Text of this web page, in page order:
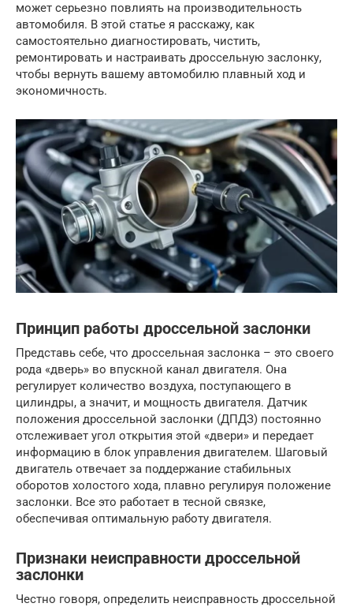
может серьезно повлиять на производительность
автомобиля. В этой статье я расскажу, как
самостоятельно диагностировать, чистить,
ремонтировать и настраивать дроссельную заслонку,
чтобы вернуть вашему автомобилю плавный ход и
экономичность.
Принцип работы дроссельной заслонки
Представь себе, что дроссельная заслонка – это своего
рода «дверь» во впускной канал двигателя. Она
регулирует количество воздуха, поступающего в
цилиндры, а значит, и мощность двигателя. Датчик
положения дроссельной заслонки (ДПДЗ) постоянно
отслеживает угол открытия этой «двери» и передает
информацию в блок управления двигателем. Шаговый
двигатель отвечает за поддержание стабильных
оборотов холостого хода, плавно регулируя положение
заслонки. Все это работает в тесной связке,
обеспечивая оптимальную работу двигателя.
Признаки неисправности дроссельной
заслонки
Честно говоря, определить неисправность дроссельной